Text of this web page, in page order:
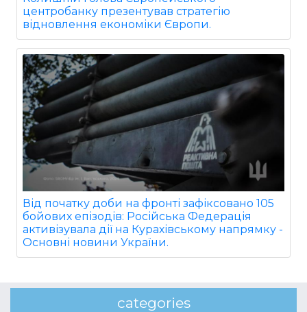
центробанку презентував стратегію
відновлення економіки Європи.
Від початку доби на фронті зафіксовано 105
бойових епізодів: Російська Федерація
активізувала дії на Курахівському напрямку -
Основні новини України.
categories